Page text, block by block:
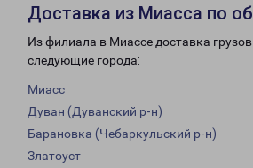
Доставка из Миасса по
Из филиала в Миассе доставка
следующие города:
Миасс
Дуван (Дуванский р-н)
Барановка (Чебаркульский р-н)
Златоуст